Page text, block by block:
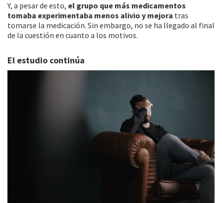
Y, a pesar de esto, el grupo que más medicamentos
tomaba experimentaba menos alivio y mejora tras
tomarse la medicación. Sin embargo, no se ha llegado al final
de la cuestión en cuanto a los motivos.
El estudio continúa